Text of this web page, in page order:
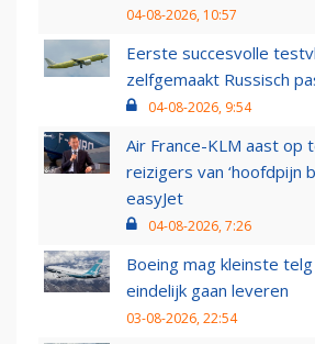
04-08-2026, 10:57
Eerste succesvolle
zelfgemaakt Russisch
04-08-2026, 9:54
Air France-KLM aast op
reizigers van ‘hoofdpijn
easyJet
04-08-2026, 7:26
Boeing mag kleinste
eindelijk gaan leveren
03-08-2026, 22:54